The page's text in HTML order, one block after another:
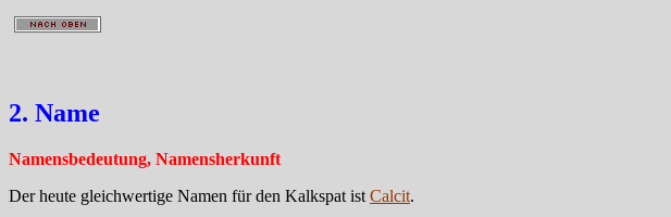
2. Name
Namensbedeutung, Namensherkunft
Der heute gleichwertige Namen für den Kalkspat ist Calcit.